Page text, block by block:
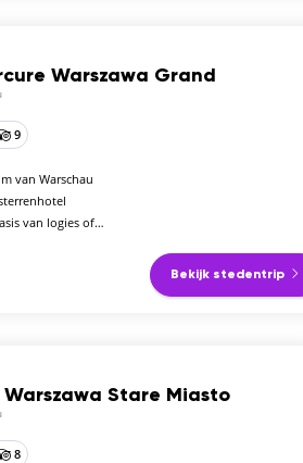
Warszawa Grand
9
van Warschau
logies of logies en ontbijt
Bekijk stedentrip
Warszawa Stare Miasto
8